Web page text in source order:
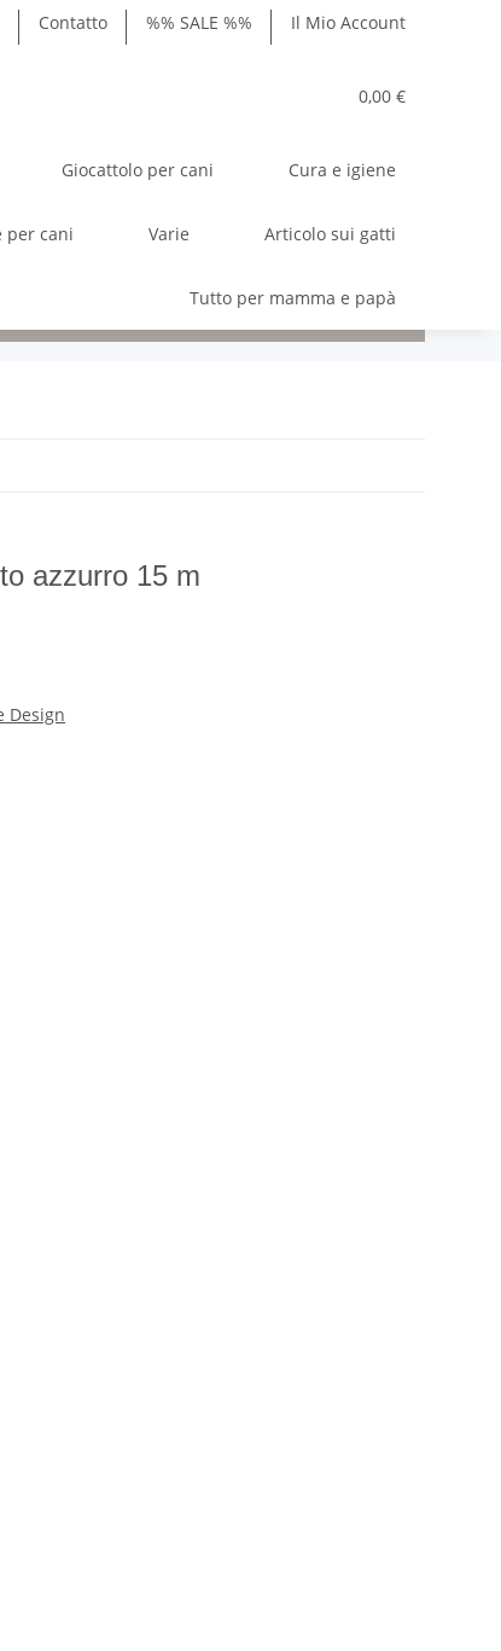
Contatto %% SALE %% Il Mio Account
0,00 €
Giocattolo per cani Cura e igiene
per cani Varie Articolo sui gatti
Tutto per mamma e papà
azzurro 15 m
Design